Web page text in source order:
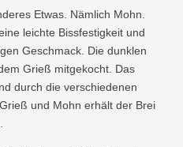
Etwas. Nämlich Mohn.
leichte Bissfestigkeit und
Geschmack. Die dunklen
Grieß mitgekocht. Das
durch die verschiedenen
und Mohn erhält der Brei